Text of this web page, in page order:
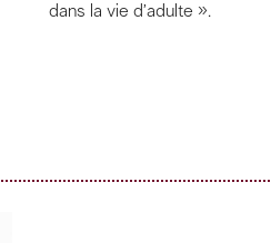
dans la vie d’adulte ».